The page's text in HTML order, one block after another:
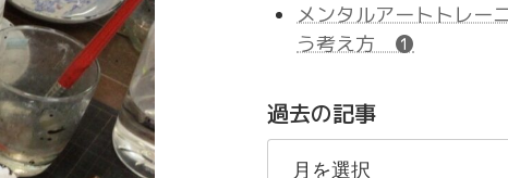
メンタルアートトレー
う考え方 ❶
過去の記事
過